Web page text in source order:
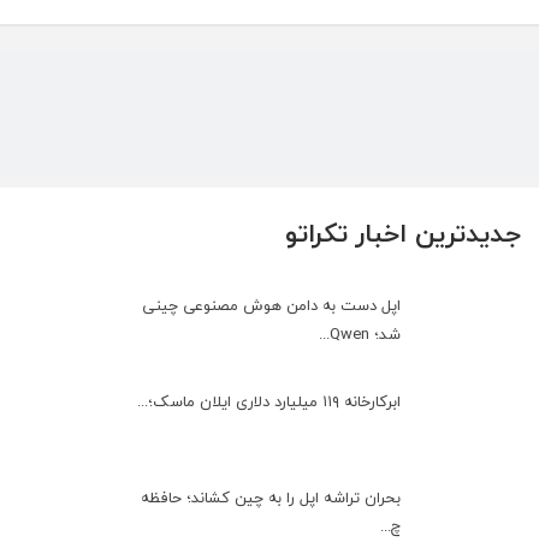
جدیدترین اخبار تکراتو
اپل دست به دامن هوش مصنوعی چینی
شد؛ Qwen...
ابرکارخانه ۱۱۹ میلیارد دلاری ایلان ماسک؛...
بحران تراشه اپل را به چین کشاند؛ حافظه
چ...